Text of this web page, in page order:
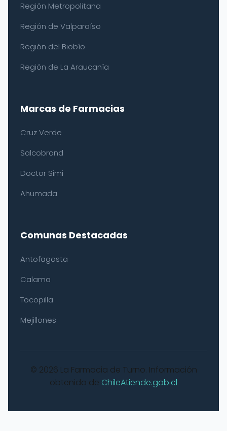
Región Metropolitana
Región de Valparaíso
Región del Biobío
Región de La Araucanía
Marcas de Farmacias
Cruz Verde
Salcobrand
Doctor Simi
Ahumada
Comunas Destacadas
Antofagasta
Calama
Tocopilla
Mejillones
© 2026 La Farmacia de Turno. Información
obtenida de ChileAtiende.gob.cl